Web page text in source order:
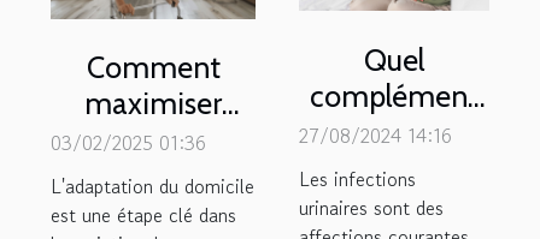
Comment
maximiser
l'efficacité des
aides à
l'aménagement
03/02/2025 01:36
L'adaptation du domicile
est une étape clé dans
Quel
complément
alimentaire
pour soulager
une infection
27/08/2024 14:16
Les infections
urinaires sont des